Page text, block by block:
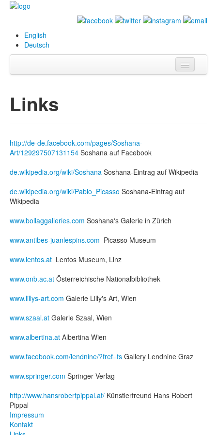
English
Deutsch
Datenbank
& Projekte
Events
Publikationen
Texte
Sammlungen
Museen
Links
http://de-de.facebook.com/pages/Soshana-
Art/129297507131154 Soshana auf Facebook
de.wikipedia.org/wiki/Soshana Soshana-Eintrag auf Wikipedia
de.wikipedia.org/wiki/Pablo_Picasso Soshana-Eintrag auf
Wikipedia
www.bollaggalleries.com Soshana's Galerie in Zürich
www.antibes-juanlespins.com Picasso Museum
www.lentos.at Lentos Museum, Linz
www.onb.ac.at Österreichische Nationalbibliothek
www.lillys-art.com Galerie Lilly's Art, Wien
www.szaal.at Galerie Szaal, Wien
www.albertina.at Albertina Wien
www.facebook.com/lendnine/?fref=ts Gallery Lendnine Graz
www.springer.com Springer Verlag
http://www.hansrobertpippal.at/ Künstlerfreund Hans Robert
Pippal
Impressum
Kontakt